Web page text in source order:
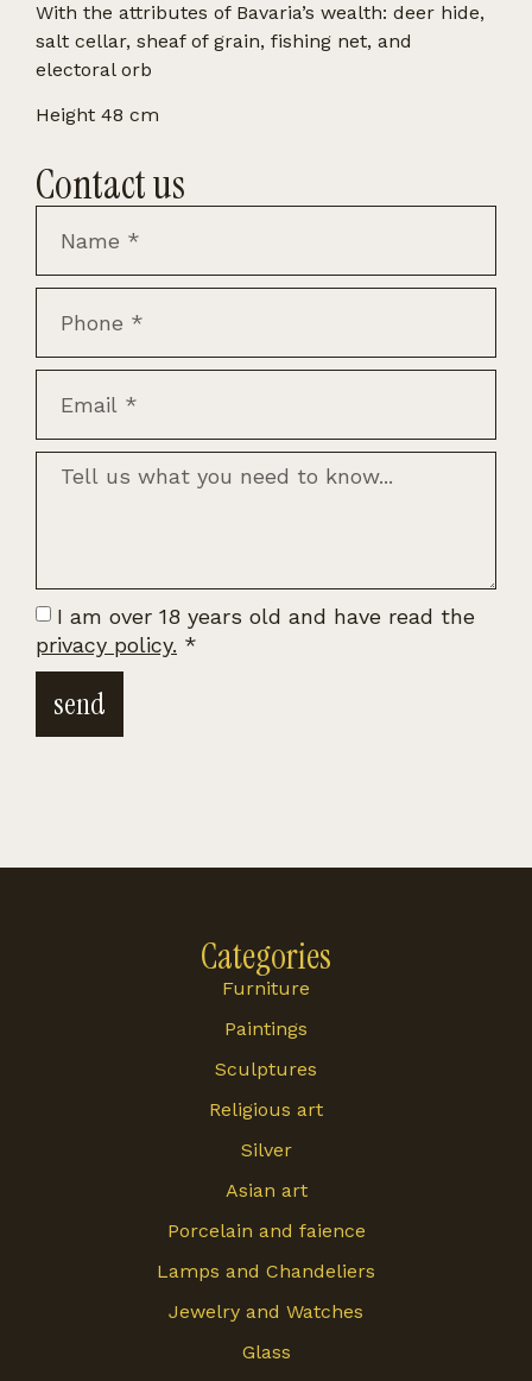
With the attributes of Bavaria’s wealth: deer hide,
salt cellar, sheaf of grain, fishing net, and
electoral orb
Height 48 cm
Contact us
I am over 18 years old and have read the
privacy policy. *
send
Categories
Furniture
Paintings
Sculptures
Religious art
Silver
Asian art
Porcelain and faience
Lamps and Chandeliers
Jewelry and Watches
Glass